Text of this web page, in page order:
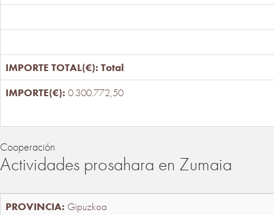
Total:
0.300.772,50
Cooperación
Actividades prosahara en Zumaia
Gipuzkoa